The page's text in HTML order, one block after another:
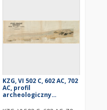
KZG, VI 502 C, 602 AC, 702
AC, profil
archeologiczny